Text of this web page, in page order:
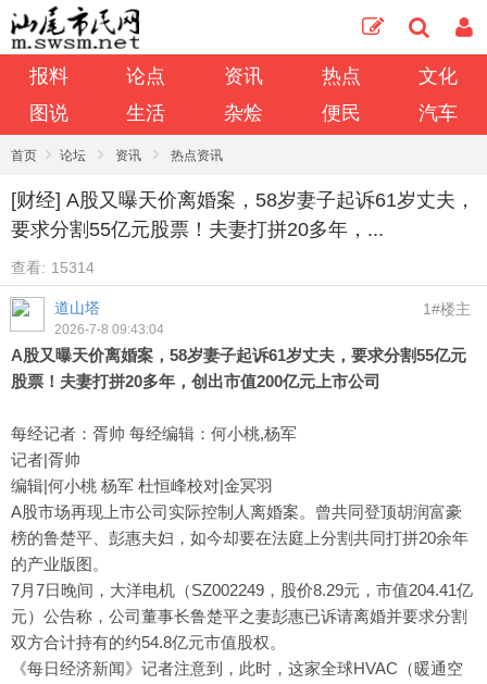
报料 论点 资讯 热点
文化
图说
生活 杂烩 便民 汽车
首页 › 论坛 › 资讯 › 热点资讯
[财经] A股又曝天价离婚案，58岁妻子起诉61岁丈夫，
要求分割55亿元股票！夫妻打拼20多年，...
查看: 15314
道山塔
2026-7-8 09:43:04
1#楼主
A股又曝天价离婚案，58岁妻子起诉61岁丈夫，要求分割55亿元
股票！夫妻打拼20多年，创出市值200亿元上市公司
每经记者：胥帅 每经编辑：何小桃,杨军
记者|胥帅
编辑|何小桃 杨军 杜恒峰校对|金冥羽
A股市场再现上市公司实际控制人离婚案。曾共同登顶胡润富豪
榜的鲁楚平、彭惠夫妇，如今却要在法庭上分割共同打拼20余年
的产业版图。
7月7日晚间，大洋电机（SZ002249，股价8.29元，市值204.41亿
元）公告称，公司董事长鲁楚平之妻彭惠已诉请离婚并要求分割
双方合计持有的约54.8亿元市值股权。
《每日经济新闻》记者注意到，此时，这家全球HVAC（暖通空